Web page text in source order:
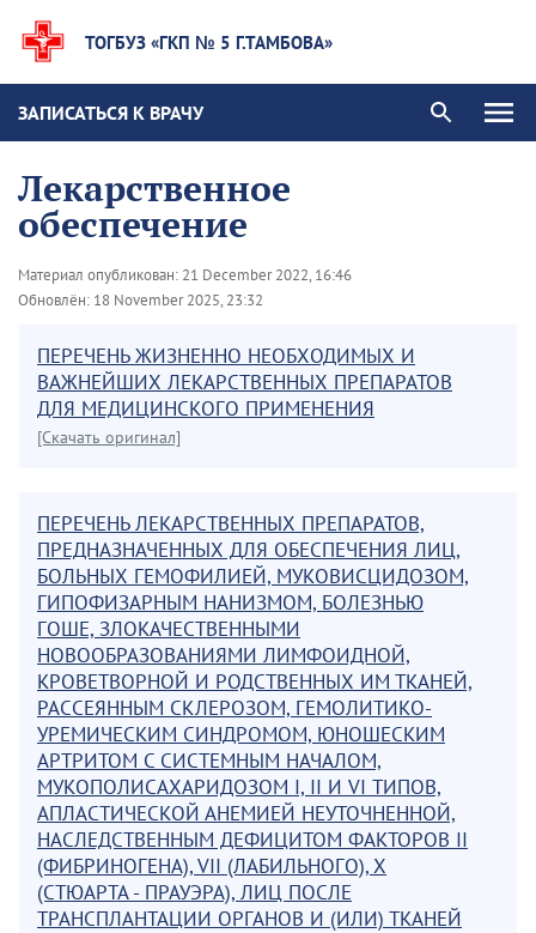
ТОГБУЗ «ГКП № 5 Г.ТАМБОВА»
ЗАПИСАТЬСЯ К ВРАЧУ
Лекарственное
обеспечение
Материал опубликован: 21 December 2022, 16:46
Обновлён: 18 November 2025, 23:32
ПЕРЕЧЕНЬ ЖИЗНЕННО НЕОБХОДИМЫХ И
ВАЖНЕЙШИХ ЛЕКАРСТВЕННЫХ ПРЕПАРАТОВ
ДЛЯ МЕДИЦИНСКОГО ПРИМЕНЕНИЯ
[Скачать оригинал]
ПЕРЕЧЕНЬ ЛЕКАРСТВЕННЫХ ПРЕПАРАТОВ,
ПРЕДНАЗНАЧЕННЫХ ДЛЯ ОБЕСПЕЧЕНИЯ ЛИЦ,
БОЛЬНЫХ ГЕМОФИЛИЕЙ, МУКОВИСЦИДОЗОМ,
ГИПОФИЗАРНЫМ НАНИЗМОМ, БОЛЕЗНЬЮ
ГОШЕ, ЗЛОКАЧЕСТВЕННЫМИ
НОВООБРАЗОВАНИЯМИ ЛИМФОИДНОЙ,
КРОВЕТВОРНОЙ И РОДСТВЕННЫХ ИМ ТКАНЕЙ,
РАССЕЯННЫМ СКЛЕРОЗОМ, ГЕМОЛИТИКО-
УРЕМИЧЕСКИМ СИНДРОМОМ, ЮНОШЕСКИМ
АРТРИТОМ С СИСТЕМНЫМ НАЧАЛОМ,
МУКОПОЛИСАХАРИДОЗОМ I, II И VI ТИПОВ,
АПЛАСТИЧЕСКОЙ АНЕМИЕЙ НЕУТОЧНЕННОЙ,
НАСЛЕДСТВЕННЫМ ДЕФИЦИТОМ ФАКТОРОВ II
(ФИБРИНОГЕНА), VII (ЛАБИЛЬНОГО), X
(СТЮАРТА - ПРАУЭРА), ЛИЦ ПОСЛЕ
ТРАНСПЛАНТАЦИИ ОРГАНОВ И (ИЛИ) ТКАНЕЙ